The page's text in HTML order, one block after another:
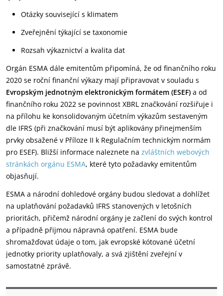
Otázky související s klimatem
Zveřejnění týkající se taxonomie
Rozsah výkaznictví a kvalita dat
Orgán ESMA dále emitentům připomíná, že od finančního roku
2020 se roční finanční výkazy mají připravovat v souladu s
Evropským jednotným elektronickým formátem (ESEF) a od
finančního roku 2022 se povinnost XBRL značkování rozšiřuje i
na přílohu ke konsolidovaným účetním výkazům sestaveným
dle IFRS (při značkování musí být aplikovány přinejmenším
prvky obsažené v Příloze II k Regulačním technickým normám
pro ESEF). Bližší informace naleznete na zvláštních webových
stránkách orgánu ESMA, které tyto požadavky emitentům
objasňují.
ESMA a národní dohledové orgány budou sledovat a dohlížet
na uplatňování požadavků IFRS stanovených v letošních
prioritách, přičemž národní orgány je začlení do svých kontrol
a případně přijmou nápravná opatření. ESMA bude
shromažďovat údaje o tom, jak evropské kótované účetní
jednotky priority uplatňovaly, a svá zjištění zveřejní v
samostatné zprávě.